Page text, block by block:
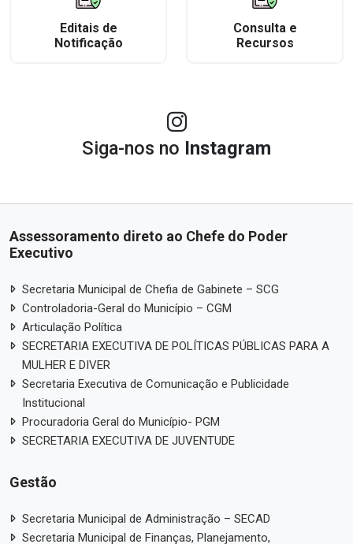
Editais de
Notificação
Consulta e
Recursos
Siga-nos no Instagram
Assessoramento direto ao Chefe do Poder
Executivo
Secretaria Municipal de Chefia de Gabinete – SCG
Controladoria-Geral do Município – CGM
Articulação Política
SECRETARIA EXECUTIVA DE POLÍTICAS PÚBLICAS PARA A
MULHER E DIVER
Secretaria Executiva de Comunicação e Publicidade
Institucional
Procuradoria Geral do Município- PGM
SECRETARIA EXECUTIVA DE JUVENTUDE
Gestão
Secretaria Municipal de Administração – SECAD
Secretaria Municipal de Finanças, Planejamento,